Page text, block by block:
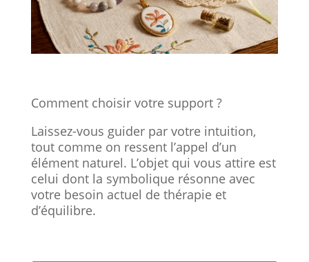
Comment choisir votre support ?
Laissez-vous guider par votre intuition,
tout comme on ressent l’appel d’un
élément naturel. L’objet qui vous attire est
celui dont la symbolique résonne avec
votre besoin actuel de thérapie et
d’équilibre.